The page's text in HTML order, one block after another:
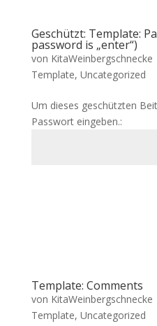
Geschützt: Template:
password is „enter“)
von KitaWeinbergschnecke
Template, Uncategorized
Um dieses geschützten
Passwort eingeben.:
Template: Comments
von KitaWeinbergschnecke
Template, Uncategorized